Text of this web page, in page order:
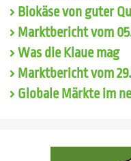
Biokäse von guter
Marktbericht vom
Was die Klaue mag
Marktbericht vom
Globale Märkte im